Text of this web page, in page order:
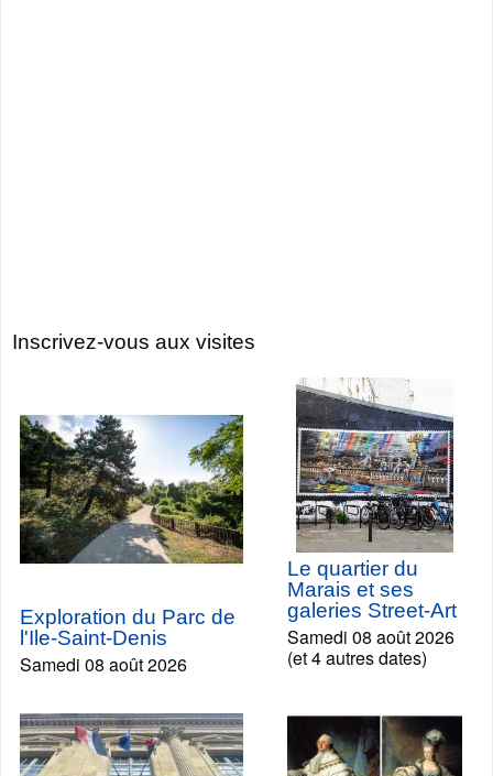
Inscrivez-vous aux visites
Exploration du Parc de
l'Ile-Saint-Denis
Samedi 08 août 2026
Le quartier du
Marais et ses
galeries Street-Art
Samedi 08 août 2026
(et 4 autres dates)